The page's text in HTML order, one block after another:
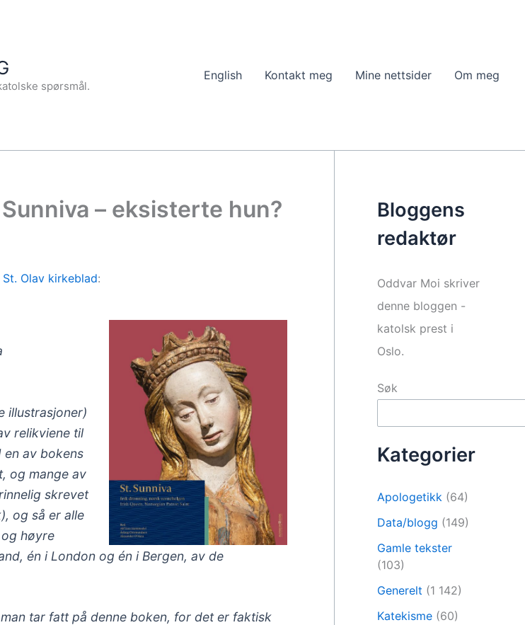
spørsmål.
English Kontakt meg Mine nettsider Om meg
– eksisterte hun?
St. Olav kirkeblad:
illustrasjoner)
relikviene til
en av bokens
og mange av
skrevet
og så er alle
høyre
én i London og én i Bergen, av de
tar fatt på denne boken, for det er faktisk
Bloggens
redaktør
Oddvar Moi skriver
denne bloggen -
katolsk prest i
Oslo.
Søk
Kategorier
Apologetikk (64)
Data/blogg (149)
Gamle tekster
(103)
Generelt (1 142)
Katekisme (60)